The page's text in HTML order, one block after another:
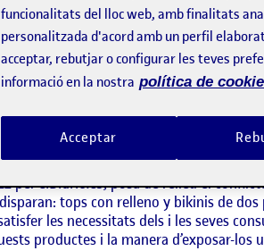
d’entre 1.500 i 2.000 paraules , en el
a las niñas se disparan: tops
de comunicació, la publicitat i el
per parlar de la tensió entre
(Rovira, M: 2016), o som nosaltres
perelDiario.es, posa de relleu el
tops con relleno y bikinis de
les necessitats dels i les seves
productes i la manera d’exposar-los
funcionalitats del lloc web, amb finalitats
personalitzada d'acord amb un perfil
acceptar, rebutjar o configurar les teves
informació en la nostra política de
Acceptar